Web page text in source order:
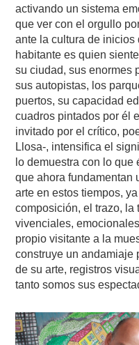
activando un sistema
que ver con el orgullo
ante la cultura de inicios
habitante es quien
su ciudad, sus enormes
sus autopistas, los
puertos, su capacidad
cuadros pintados por él
invitado por el crítico,
Llosa-, intensifica el
lo demuestra con lo
que ahora fundamentan
arte en estos tiempos,
composición, el trazo, la
vivenciales,
propio visitante a la
construye un andamiaje
de su arte, registros
tanto somos sus